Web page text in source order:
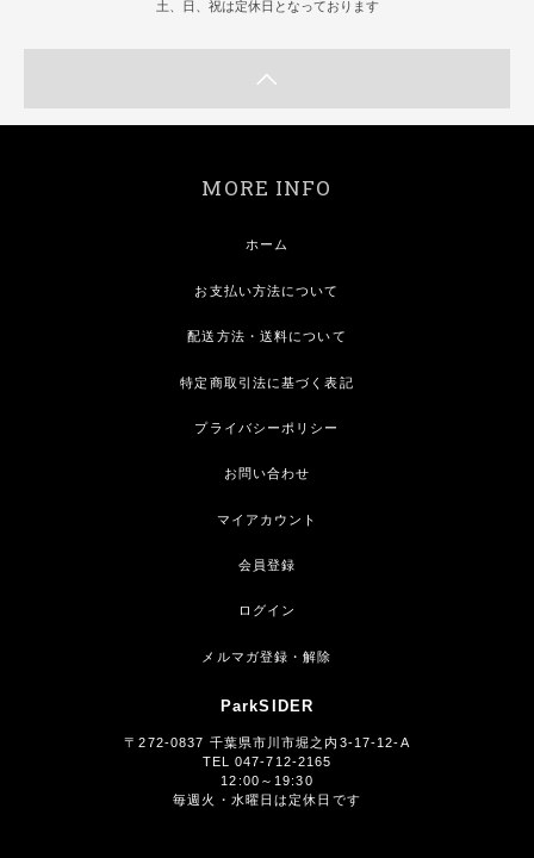
土、日、祝は定休日となっております
MORE INFO
ホーム
お支払い方法について
配送方法・送料について
特定商取引法に基づく表記
プライバシーポリシー
お問い合わせ
マイアカウント
会員登録
ログイン
メルマガ登録・解除
ParkSIDER
〒272-0837 千葉県市川市堀之内3-17-12-A
TEL 047-712-2165
12:00～19:30
毎週火・水曜日は定休日です